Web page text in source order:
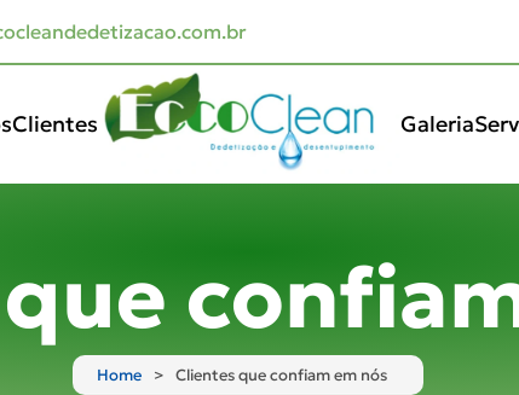
Clientes Galeria
Home Clientes que confiam em nós